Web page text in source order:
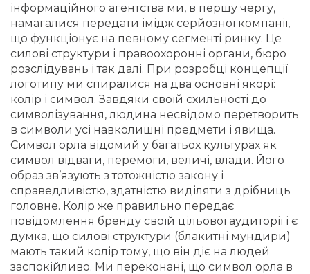
інформаційного агентства ми, в першу чергу,
намагалися передати імідж серйозної компанії,
що функціонує на певному сегменті ринку. Це
силові структури і правоохоронні органи, бюро
розслідувань і так далі. При розробці концепції
логотипу ми спиралися на два основні якорі:
колір і символ. Завдяки своїй схильності до
символізування, людина несвідомо перетворить
в символи усі навколишні предмети і явища.
Символ орла відомий у багатьох культурах як
символ відваги, перемоги, величі, влади. Його
образ зв’язують з тотожністю закону і
справедливістю, здатністю виділяти з дрібниць
головне. Колір же правильно передає
повідомлення бренду своїй цільової аудиторії і є
думка, що силові структури (блакитні мундири)
мають такий колір тому, що він діє на людей
заспокійливо. Ми переконані, що символ орла в